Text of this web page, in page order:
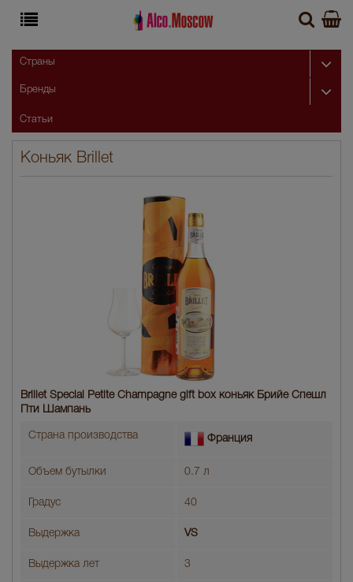
Коньяк Brillet
Brillet Special Petite Champagne gift box коньяк Брийе Спешл
Пти Шампань
Страна производства Франция
Объем бутылки 0.7 л
Градус 40
Выдержка VS
Выдержка лет 3
Страны
Бренды
Статьи